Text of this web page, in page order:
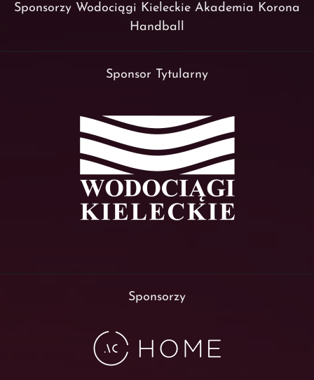
Sponsorzy Wodociągi Kieleckie Akademia Korona
Handball
Sponsor Tytularny
Sponsorzy